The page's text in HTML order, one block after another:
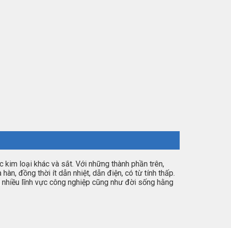
loại khác và sắt. Với những thành phần trên,
đồng thời ít dẫn nhiệt, dẫn điện, có từ tính thấp.
lĩnh vực công nghiệp cũng như đời sống hằng